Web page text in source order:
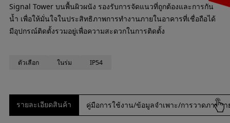
Signal Tower บนพื้นผิวผนัง รองรับการจัดแนวที่ถูกต้องและการกัน
น้ำ เพื่อให้มั่นใจในประสิทธิภาพการทำงานภายในอาคารที่เชื่อถือได้
มีอุปกรณ์ติดตั้งรวมอยู่เพื่อความสะดวกในการติดตั้ง
ตัวเลือก ในร่ม IP54
รายละเอียดสินค้า คู่มือการใช้งาน/ข้อมูลจำเพาะ/การวาดภาพภ